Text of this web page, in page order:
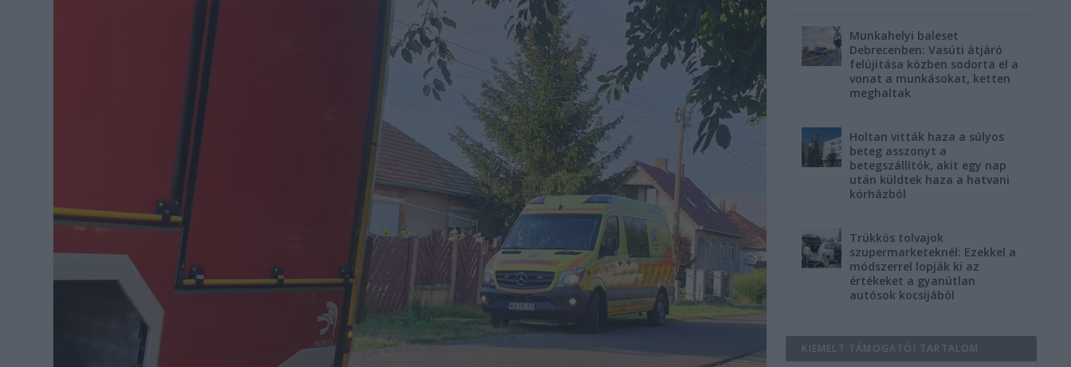
Munkahelyi baleset
Debrecenben: Vasúti átjáró
felújítása közben sodorta el a
vonat a munkásokat, ketten
meghaltak
Holtan vitták haza a súlyos
beteg asszonyt a
betegszállítók, akit egy nap
után küldtek haza a hatvani
kórházból
Trükkös tolvajok
szupermarketeknél: Ezekkel a
módszerrel lopják ki az
értékeket a gyanútlan
autósok kocsijából
KIEMELT TÁMOGATÓI TARTALOM